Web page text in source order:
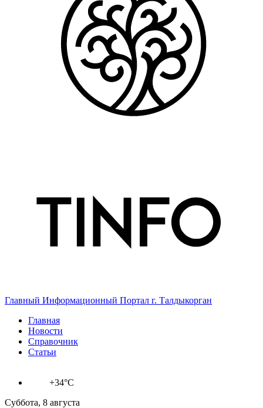
Главный Информационный Портал г. Талдыкорган
Главная
Новости
Справочник
Статьи
+34°C
Суббота, 8 августа